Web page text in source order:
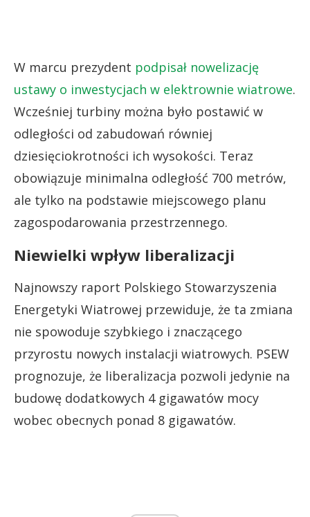
W marcu prezydent podpisał nowelizację
ustawy o inwestycjach w elektrownie wiatrowe.
Wcześniej turbiny można było postawić w
odległości od zabudowań równiej
dziesięciokrotności ich wysokości. Teraz
obowiązuje minimalna odległość 700 metrów,
ale tylko na podstawie miejscowego planu
zagospodarowania przestrzennego.
Niewielki wpływ liberalizacji
Najnowszy raport Polskiego Stowarzyszenia
Energetyki Wiatrowej przewiduje, że ta zmiana
nie spowoduje szybkiego i znaczącego
przyrostu nowych instalacji wiatrowych. PSEW
prognozuje, że liberalizacja pozwoli jedynie na
budowę dodatkowych 4 gigawatów mocy
wobec obecnych ponad 8 gigawatów.